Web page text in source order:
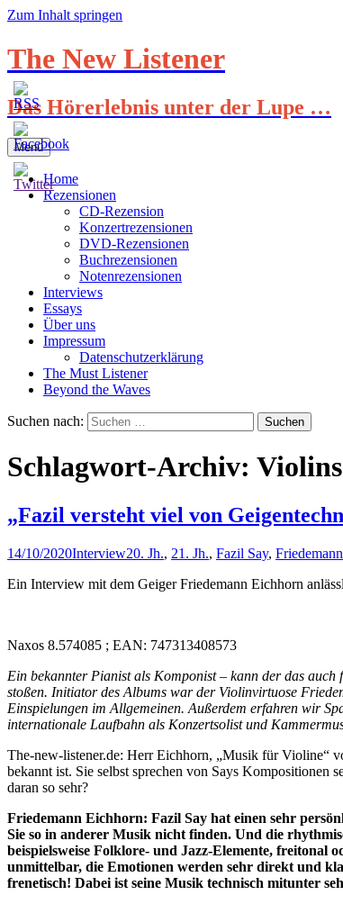
Zum Inhalt springen
The New Listener
Das Hörerlebnis unter der Lupe …
Menü
Home
Rezensionen
CD-Rezension
Konzertrezensionen
DVD-Rezensionen
Buchrezensionen
Notenrezensionen
Interviews
Essays
Über uns
Impressum
Datenschutzerklärung
The Must Listener
Beyond the Waves
Suchen nach:
Schlagwort-Archiv:
„Fazil versteht viel von
14/10/2020Interview20. Jh., 21. Jh., Fazil Say,
Ein Interview mit dem Geiger Friedemann Eichhorn
Naxos 8.574085 ; EAN: 747313408573
Ein bekannter Pianist als Komponist – kann der das
stoßen. Initiator des Albums war der Violinvirtuose
Einspielungen im Allgemeinen. Außerdem erfahren wir
internationale Laufbahn als Konzertsolist und
The-new-listener.de: Herr Eichhorn, „Musik für Violine“
bekannt ist. Sie selbst sprechen von Says Kompositionen
daran so sehr?
Friedemann Eichhorn: Fazil Say hat einen sehr
Sie so in anderer Musik nicht finden. Und die
beispielsweise Folklore- und Jazz-Elemente, freitonal
unmittelbar, die Emotionen werden sehr direkt und
frenetisch! Dabei ist seine Musik technisch mitunter